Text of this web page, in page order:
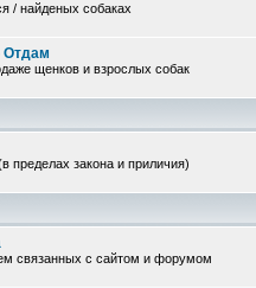
/ найденых собаках
Отдам
щенков и взрослых собак
пределах закона и приличия)
связанных с сайтом и форумом